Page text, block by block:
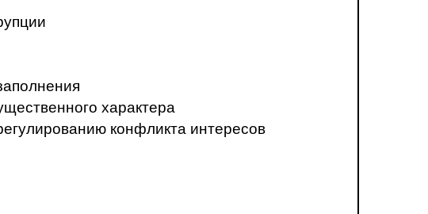
характера
конфликта интересов